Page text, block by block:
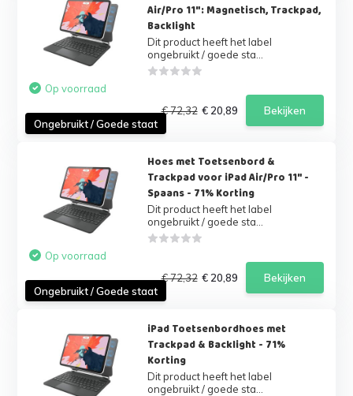
Ongebruikt / Goede staat
Air/Pro 11": Magnetisch, Trackpad,
Backlight
Dit product heeft het label
ongebruikt / goede sta...
Op voorraad
€ 72,32 € 20,89 Bekijken
Ongebruikt / Goede staat
Hoes met Toetsenbord &
Trackpad voor iPad Air/Pro 11" -
Spaans - 71% Korting
Dit product heeft het label
ongebruikt / goede sta...
Op voorraad
€ 72,32 € 20,89 Bekijken
iPad Toetsenbordhoes met
Trackpad & Backlight - 71%
Korting
Dit product heeft het label
ongebruikt / goede sta...